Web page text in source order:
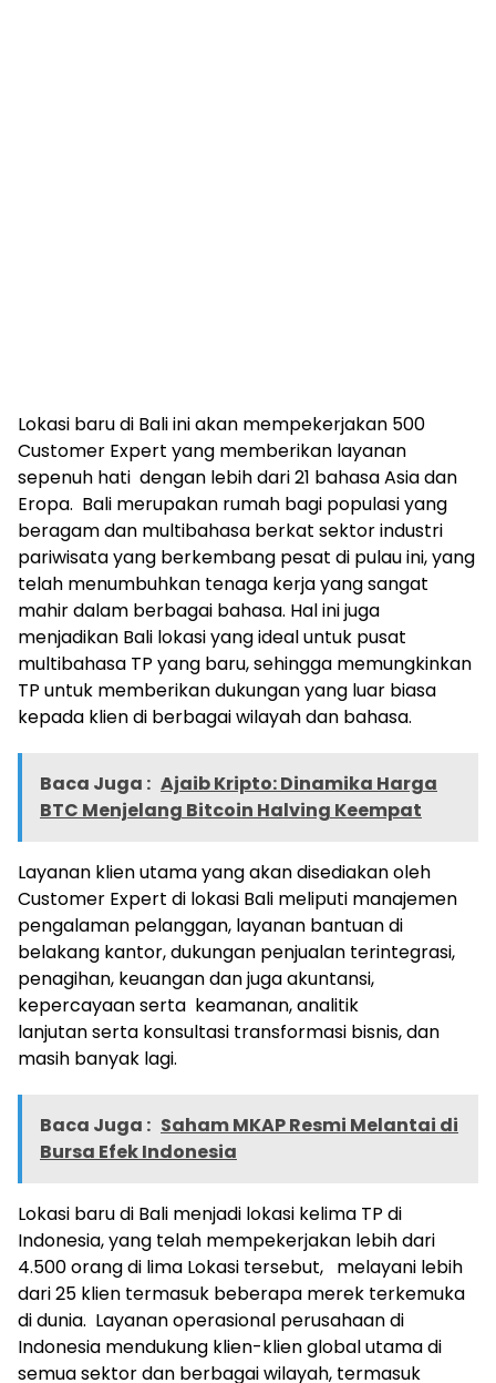
Lokasi baru di Baliini akan mempekerjakan 500
Customer Expert yang memberikan layanan
sepenuh hati dengan lebih dari 21 bahasaAsiadan
Eropa. Bali merupakan rumah bagi populasi yang
beragam dan multibahasa berkat sektor industri
pariwisata yang berkembang pesat di pulau ini, yang
telah menumbuhkan tenaga kerja yang sangat
mahir dalam berbagai bahasa. Hal ini juga
menjadikan Bali lokasi yang ideal untuk pusat
multibahasa TP yang baru, sehingga memungkinkan
TP untuk memberikan dukungan yang luar biasa
kepada klien di berbagai wilayah dan bahasa.
Baca Juga : Ajaib Kripto: Dinamika Harga
BTC Menjelang Bitcoin Halving Keempat
Layanan klien utama yang akan disediakan oleh
Customer Expert di lokasi Bali meliputi manajemen
pengalaman pelanggan, layanan bantuan di
belakang kantor, dukungan penjualan terintegrasi,
penagihan, keuangan dan juga akuntansi,
kepercayaan serta keamanan, analitik
lanjutan serta konsultasi transformasi bisnis, dan
masih banyak lagi.
Baca Juga : Saham MKAP Resmi Melantai di
Bursa Efek Indonesia
Lokasi baru di Bali menjadi lokasi kelima TP di
Indonesia, yang telah mempekerjakan lebih dari
4.500 orang di lima Lokasi tersebut, melayani lebih
dari 25 klien termasuk beberapa merek terkemuka
di dunia. Layanan operasional perusahaan di
Indonesia mendukung klien-klien global utama di
semua sektor dan berbagai wilayah, termasuk